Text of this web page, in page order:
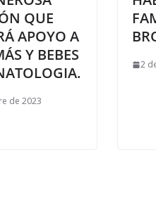
QUE
APOYO A
Y BEBES
de 2023
2